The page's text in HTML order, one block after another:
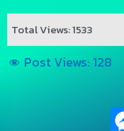
Total Views: 1533
Post Views: 128